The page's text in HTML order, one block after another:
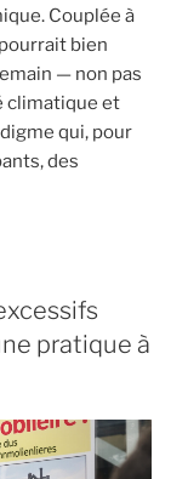
Couplée à
bien
— non pas
climatique et
qui, pour
des
pratique à